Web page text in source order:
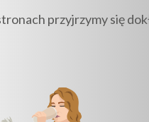
przyjrzymy się